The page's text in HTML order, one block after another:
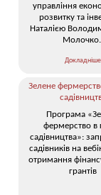
управління
розвитку та
Наталією
Молочко.
Докладніше
Зелене
Програма
фермерство в
садівництва»:
садівників на
отримання
грантів